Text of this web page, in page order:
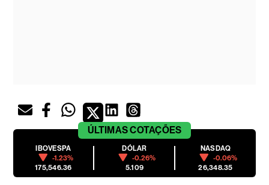
ÚLTIMASCOTAÇÕES
IBOVESPA
-1.23%
175,546.36
DÓLAR
-0.26%
5.109
NASDAQ
-0.06%
26,348.35